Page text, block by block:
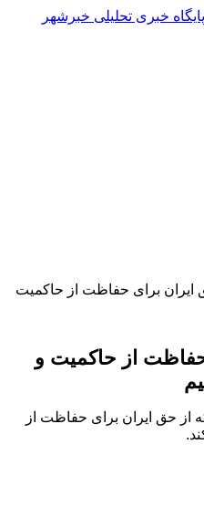
ایران برای حفاظت از حاکمیت
از حاکمیت و
از حق ایران برای حفاظت از